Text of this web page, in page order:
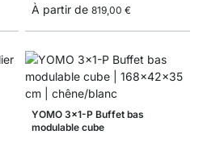
À partir de 819,00 €
YOMO 3x1-P Buffet bas
modulable cube